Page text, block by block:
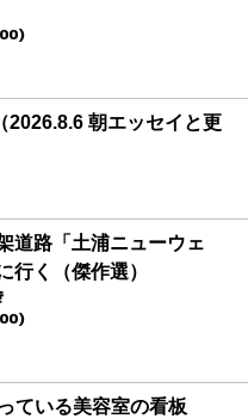
2026.8.6 朝エッセイと更
道路「土浦ニューウェ
行く（傑作選）
ている美容室の看板